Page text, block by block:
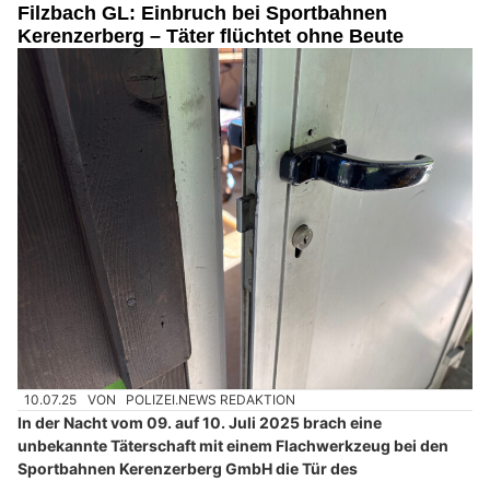
Filzbach GL: Einbruch bei Sportbahnen
Kerenzerberg – Täter flüchtet ohne Beute
10.07.25 VON POLIZEI.NEWS REDAKTION
In der Nacht vom 09. auf 10. Juli 2025 brach eine
unbekannte Täterschaft mit einem Flachwerkzeug bei den
Sportbahnen Kerenzerberg GmbH die Tür des